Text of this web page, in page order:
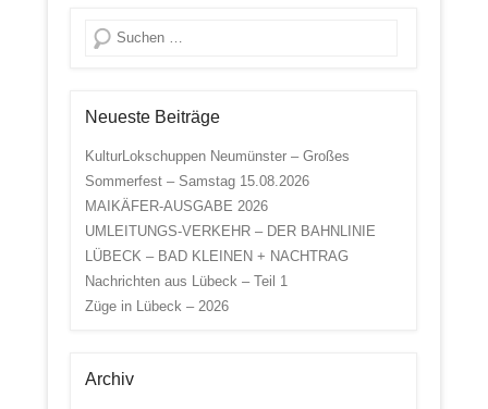
Suche
Neueste Beiträge
KulturLokschuppen Neumünster – Großes
Sommerfest – Samstag 15.08.2026
MAIKÄFER-AUSGABE 2026
UMLEITUNGS-VERKEHR – DER BAHNLINIE
LÜBECK – BAD KLEINEN + NACHTRAG
Nachrichten aus Lübeck – Teil 1
Züge in Lübeck – 2026
Archiv